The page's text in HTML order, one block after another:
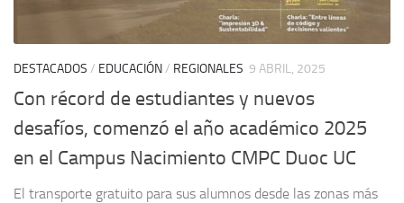
DESTACADOS / EDUCACIÓN/ REGIONALES 9 ABRIL, 2025
Con récord de estudiantes y nuevos
desafíos, comenzó el año académico 2025
en el Campus Nacimiento CMPC Duoc UC
El transporte gratuito para sus alumnos desde las zonas más